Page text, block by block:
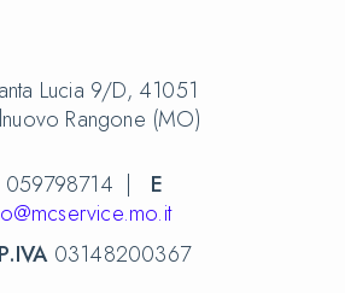
Lucia 9/D, 41051
Rangone (MO)
059798714 | E
03148200367